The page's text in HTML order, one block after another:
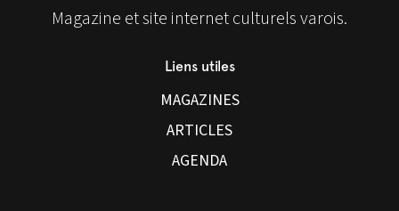
Magazine et site internet culturels varois.
Liens utiles
MAGAZINES
ARTICLES
AGENDA